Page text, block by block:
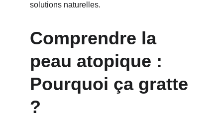
solutions naturelles.
Comprendre la
peau atopique :
Pourquoi ça gratte
?